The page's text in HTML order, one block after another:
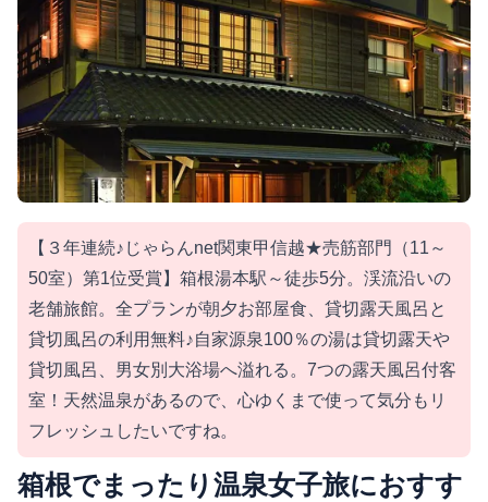
【３年連続♪じゃらんnet関東甲信越★売筋部門（11～
50室）第1位受賞】箱根湯本駅～徒歩5分。渓流沿いの
老舗旅館。全プランが朝夕お部屋食、貸切露天風呂と
貸切風呂の利用無料♪自家源泉100％の湯は貸切露天や
貸切風呂、男女別大浴場へ溢れる。7つの露天風呂付客
室！天然温泉があるので、心ゆくまで使って気分もリ
フレッシュしたいですね。
箱根でまったり温泉女子旅におすす